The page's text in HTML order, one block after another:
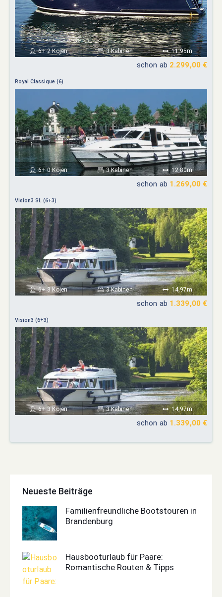
6+ 2 Kojen 3 Kabinen 11,95m
schon ab 2.299,00 €
Royal Classique (6)
6+ 0 Kojen 3 Kabinen 12,80m
schon ab 1.269,00 €
Vision3 SL (6+3)
6+ 3 Kojen 3 Kabinen 14,97m
schon ab 1.339,00 €
Vision3 (6+3)
6+ 3 Kojen 3 Kabinen 14,97m
schon ab 1.339,00 €
Neueste Beiträge
Familienfreundliche Bootstouren in
Brandenburg
Hausbooturlaub für Paare:
Romantische Routen & Tipps